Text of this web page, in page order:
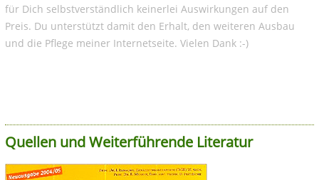
für Dich selbstverständlich keinerlei Auswirkungen auf den
Preis. Du unterstützt damit den Erhalt, den weiteren Ausbau
und die Pflege meiner Internetseite. Vielen Dank :-)
Quellen und Weiterführende Literatur